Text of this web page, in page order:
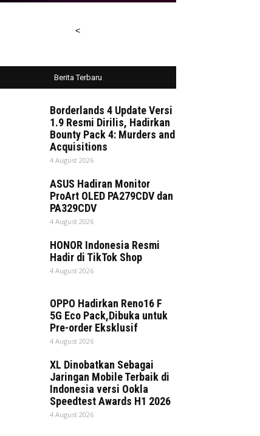
<
Berita Terbaru
Borderlands 4 Update Versi
1.9 Resmi Dirilis, Hadirkan
Bounty Pack 4: Murders and
Acquisitions
4 August 2026
ASUS Hadiran Monitor
ProArt OLED PA279CDV dan
PA329CDV
4 August 2026
HONOR Indonesia Resmi
Hadir di TikTok Shop
4 August 2026
OPPO Hadirkan Reno16 F
5G Eco Pack,Dibuka untuk
Pre-order Eksklusif
4 August 2026
XL Dinobatkan Sebagai
Jaringan Mobile Terbaik di
Indonesia versi Ookla
Speedtest Awards H1 2026
4 August 2026